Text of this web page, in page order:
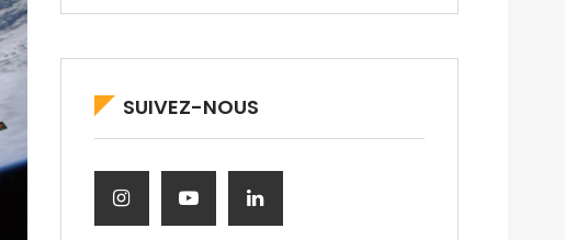
SUIVEZ-NOUS